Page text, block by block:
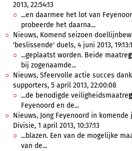
2013, 22:54:13
...en daarmee het lot van
probeerde het daarna...
Nieuws, Komend seizoen
'beslissende' duels, 4 juni 2013,
...geplaatst worden. Beide maatre
bij zogenaamde...
Nieuws, Sfeervolle actie succes
supporters, 5 april 2013, 22:00:08
...de benodigde veiligheidsmaatre
Feyenoord en de...
Nieuws, Jong Feyenoord in
Divisie, 1 april 2013, 10:37:13
...blazen. Een van de mogelijke
van de...